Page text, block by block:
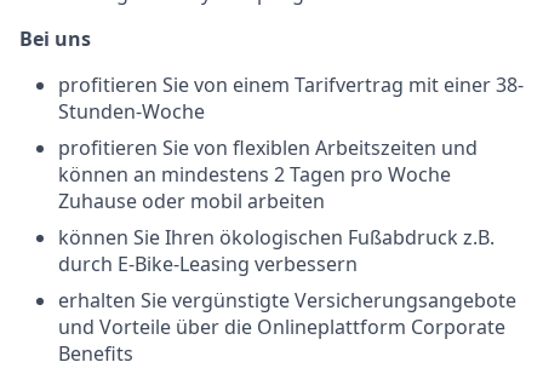
Bei uns
profitieren Sie von einem Tarifvertrag mit einer 38-
Stunden-Woche
profitieren Sie von flexiblen Arbeitszeiten und
können an mindestens 2 Tagen pro Woche
Zuhause oder mobil arbeiten
können Sie Ihren ökologischen Fußabdruck z.B.
durch E-Bike-Leasing verbessern
erhalten Sie vergünstigte Versicherungsangebote
und Vorteile über die Onlineplattform Corporate
Benefits